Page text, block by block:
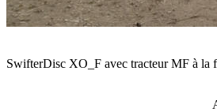
SwifterDisc XO_F avec tracteur MF à la